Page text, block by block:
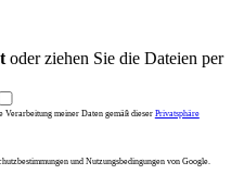
oder ziehen Sie die Dateien per
Verarbeitung meiner Daten gemäß dieser Privatsphäre
und Nutzungsbedingungen von Google.